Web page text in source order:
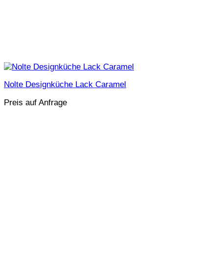
Nolte Designküche Lack Caramel
Preis auf Anfrage